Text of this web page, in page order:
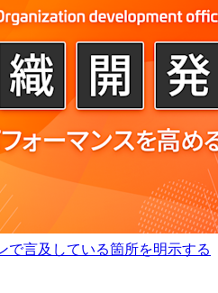
で言及している箇所を明示する